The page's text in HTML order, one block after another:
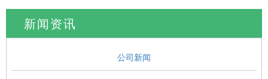
新闻资讯
公司新闻